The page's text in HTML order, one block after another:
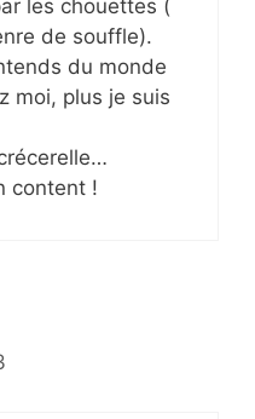
les chouettes (
de souffle).
du monde
moi, plus je suis
content !